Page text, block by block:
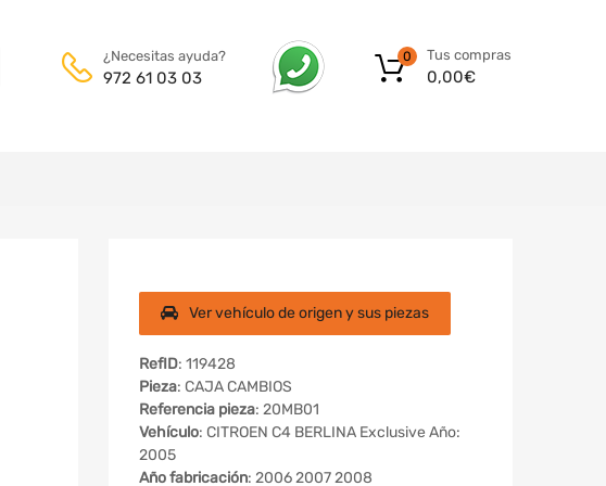
¿Necesitas ayuda?
972 61 03 03
Tus compras
0,00€
0
Ver vehículo de origen y sus piezas
RefID: 119428
Pieza: CAJA CAMBIOS
Referencia pieza: 20MB01
Vehículo: CITROEN C4 BERLINA Exclusive Año:
2005
Año fabricación: 2006 2007 2008